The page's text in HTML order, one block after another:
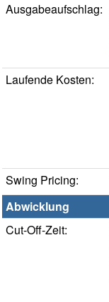
Ausgabeaufschlag:
Laufende Kosten:
Swing Pricing:
Abwicklung
Cut-Off-Zeit: